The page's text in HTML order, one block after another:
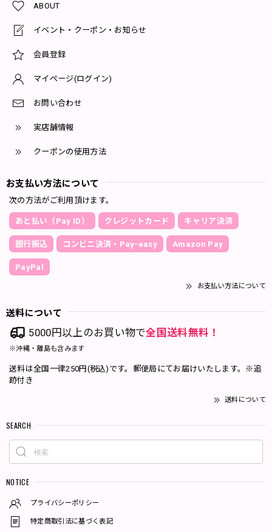
ABOUT
イベント・クーポン・お知らせ
会員登録
マイページ(ログイン)
お問い合わせ
実店舗情報
クーポンの使用方法
お支払い方法について
次の方法がご利用頂けます。
あと払い（Pay ID） クレジットカード キャリア決済
銀行振込 コンビニ決済・Pay-easy Amazon Pay
PayPal
お支払い方法について
送料について
5000円以上のお買い物で全国送料無料！
※沖縄・離島も含みます
送料は全国一律250円(税込)です。郵便局にてお届けいたします。※追
跡付き
送料について
SEARCH
NOTICE
プライバシーポリシー
特定商取引法に基づく表記